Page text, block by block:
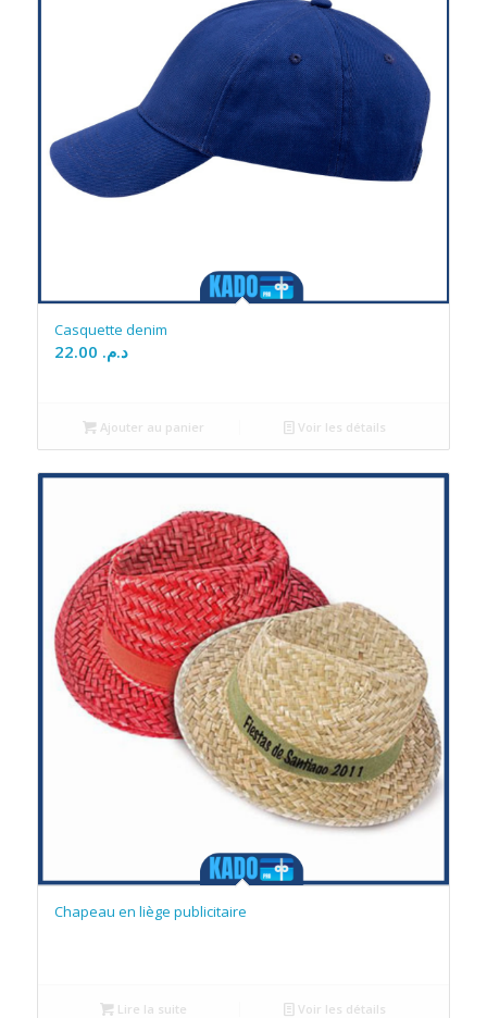
Casquette denim
د.م.
Ajouter au panier Voir les détails
Chapeau en liège publicitaire
Lire la suite Voir les détails